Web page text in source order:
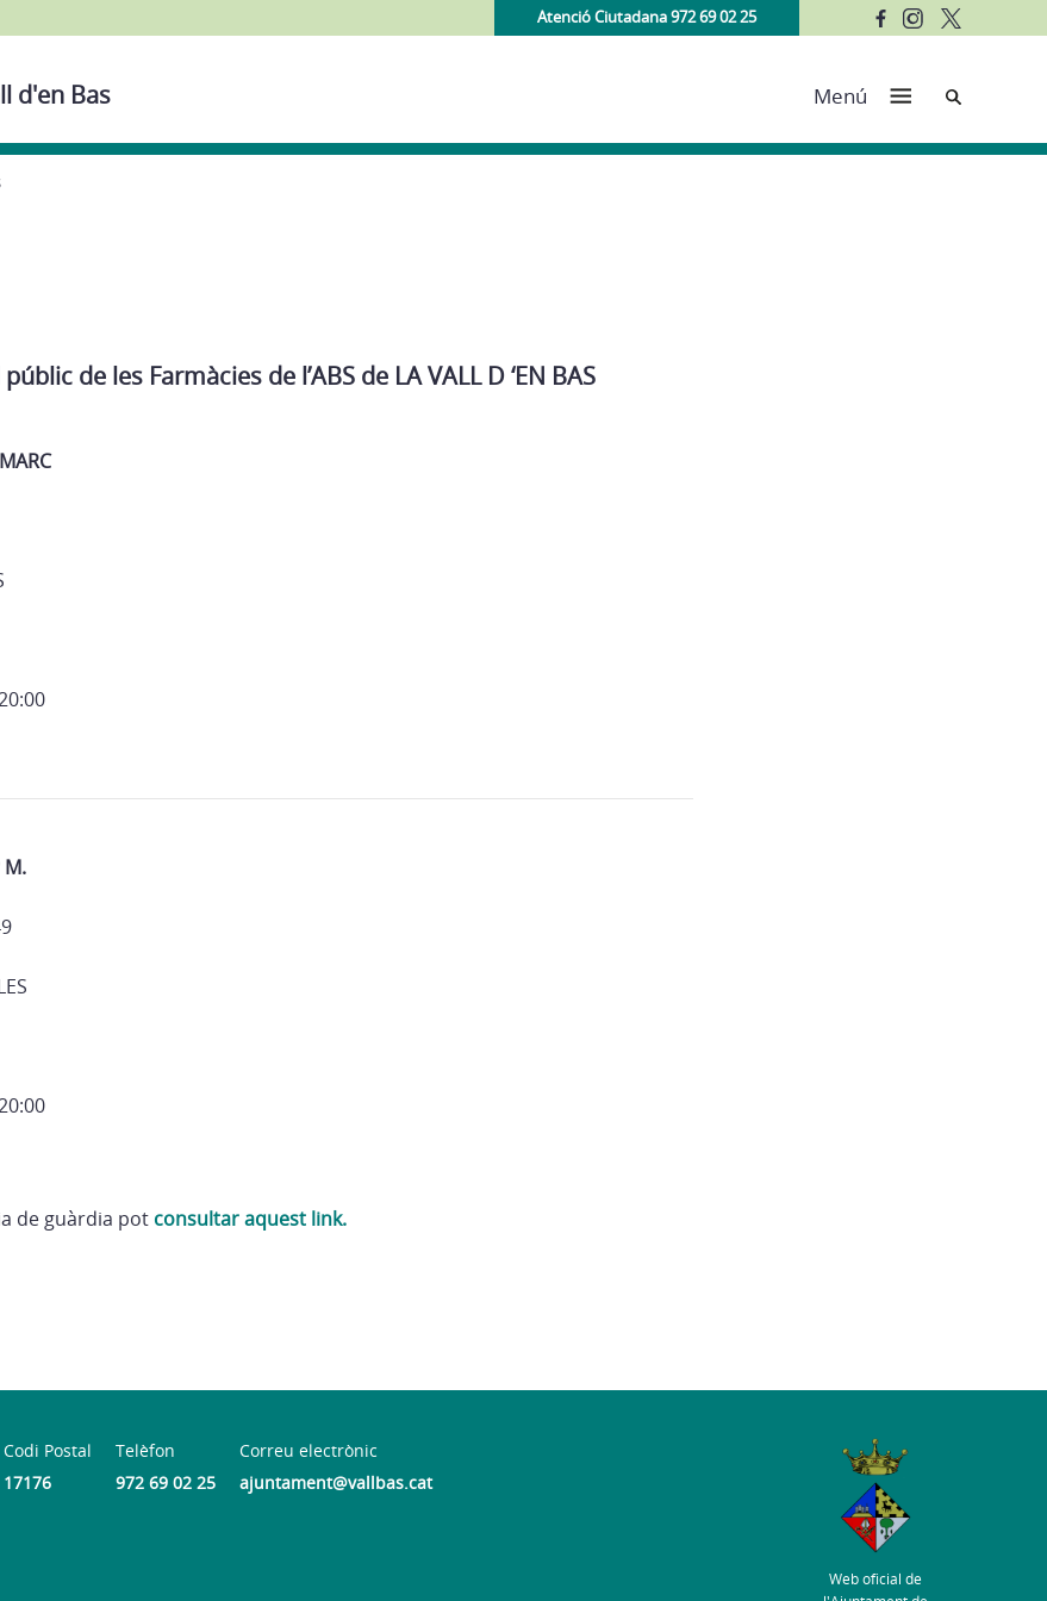
Atenció Ciutadana 972 69 02 25
d'en Bas Menú Cerca
de les Farmàcies de l’ABS de LA VALL D ‘EN BAS
M.
de guàrdia pot consultar aquest link.
Codi Postal
17176
Telèfon
972 69 02 25
Correu electrònic
ajuntament@vallbas.cat
Web oficial de